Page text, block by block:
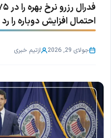
احتمال افزایش دوباره را
جولای 29, 2026 ازتیم خبری